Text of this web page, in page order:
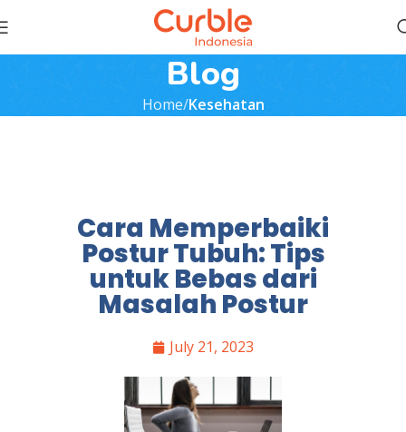
Blog
Home Kesehatan
Cara Memperbaiki
Postur Tubuh: Tips
untuk Bebas dari
Masalah Postur
July 21, 2023